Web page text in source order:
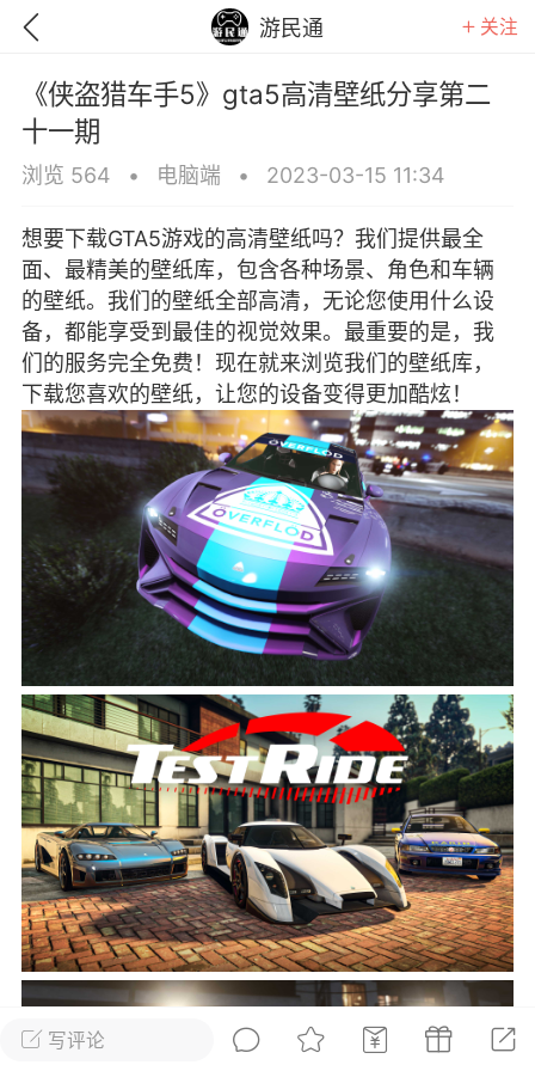
游民通 关注
GTA6 RDR2 逃离塔科夫
彩虹六号 绝地求生 战地5
游戏商城 每日签到 每日排行
游民通 Lv.13
版主
19 23:03
电脑端 问题解决
我在商城购买的虚拟产品显示自动发
在那里查看卡密？
发货的商品在那里查看卡密？答：查看
：下单以后在右边消息栏查看卡密，或
像 — 我的订单 — 待评价 — 查看订单，
看卡密详情问：我...
写评论
《侠盗猎车手5》gta5高清壁纸分享第二
十一期
浏览 564 • 电脑端 • 2023-03-15 11:34
想要下载GTA5游戏的高清壁纸吗？我们提供最全
面、最精美的壁纸库，包含各种场景、角色和车辆
的壁纸。我们的壁纸全部高清，无论您使用什么设
备，都能享受到最佳的视觉效果。最重要的是，我
们的服务完全免费！现在就来浏览我们的壁纸库，
下载您喜欢的壁纸，让您的设备变得更加酷炫！